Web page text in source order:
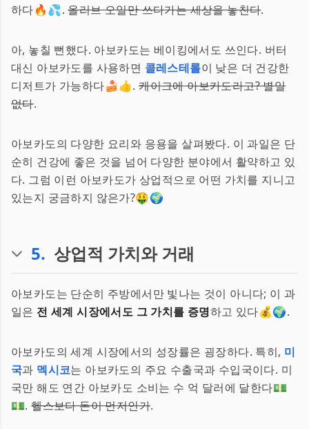
하다🔥💦.올리브 오일만 쓰다가는 세상을 놓친다.
아, 놓칠 뻔했다. 아보카도는 베이킹에서도 쓰인다. 버터
대신 아보카도를 사용하면 콜레스테롤이 낮은 더 건강한
디저트가 가능하다🍰👍.케이크에 아보카도라고? 별일
없다.
아보카도의 다양한 요리와 응용을 살펴봤다. 이 과일은 단
순히 건강에 좋은 것을 넘어 다양한 분야에서 활약하고 있
다. 그럼 이런 아보카도가 상업적으로 어떤 가치를 지니고
있는지 궁금하지 않은가?🤑🌍
5. 상업적 가치와 거래
아보카도는 단순히 주방에서만 빛나는 것이 아니다; 이 과
일은 전 세계 시장에서도 그 가치를 증명하고 있다💰🌍.
아보카도의 세계 시장에서의 성장률은 굉장하다. 특히, 미
국과 멕시코는 아보카도의 주요 수출국과 수입국이다. 미
국만 해도 연간 아보카도 소비는 수 억 달러에 달한다💵
💵.헬스보다 돈이 먼저인가.